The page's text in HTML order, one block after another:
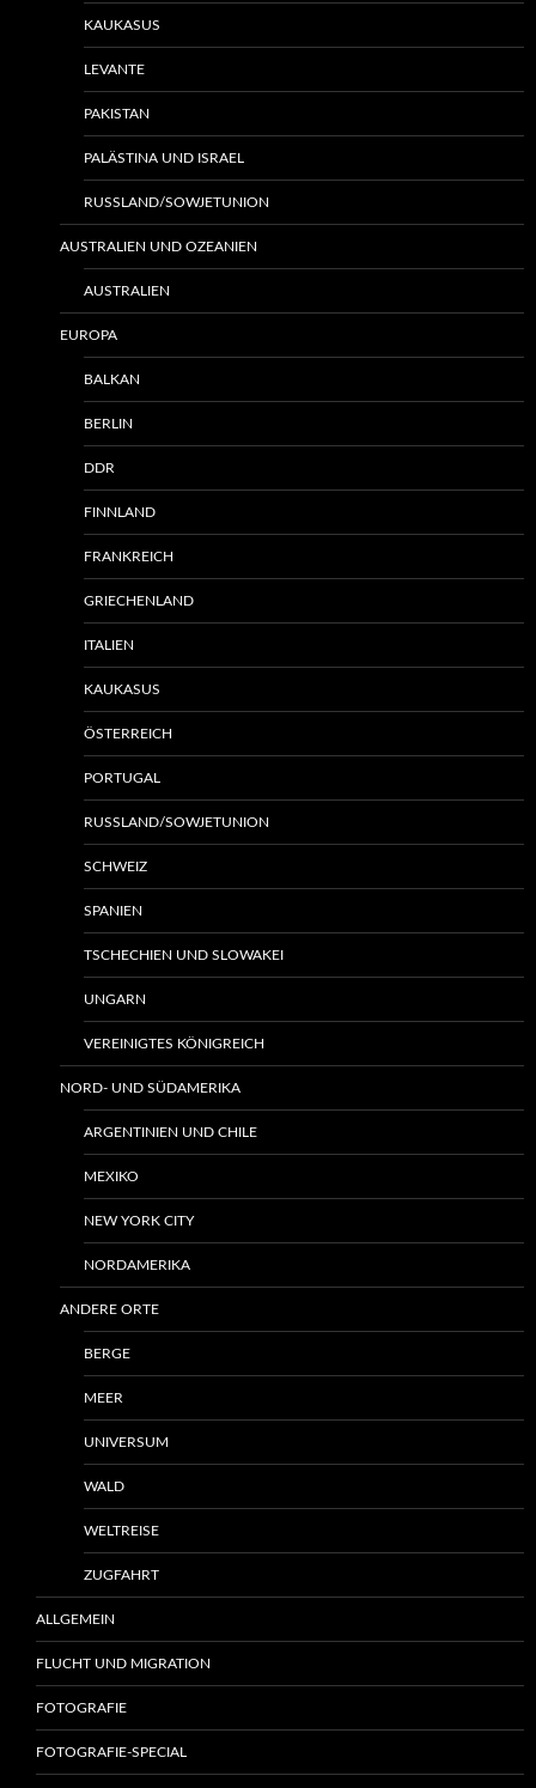
KAUKASUS
LEVANTE
PAKISTAN
PALÄSTINA UND ISRAEL
RUSSLAND/SOWJETUNION
AUSTRALIEN UND OZEANIEN
AUSTRALIEN
EUROPA
BALKAN
BERLIN
DDR
FINNLAND
FRANKREICH
GRIECHENLAND
ITALIEN
KAUKASUS
ÖSTERREICH
PORTUGAL
RUSSLAND/SOWJETUNION
SCHWEIZ
SPANIEN
TSCHECHIEN UND SLOWAKEI
UNGARN
VEREINIGTES KÖNIGREICH
NORD- UND SÜDAMERIKA
ARGENTINIEN UND CHILE
MEXIKO
NEW YORK CITY
NORDAMERIKA
ANDERE ORTE
BERGE
MEER
UNIVERSUM
WALD
WELTREISE
ZUGFAHRT
ALLGEMEIN
FLUCHT UND MIGRATION
FOTOGRAFIE
FOTOGRAFIE-SPECIAL